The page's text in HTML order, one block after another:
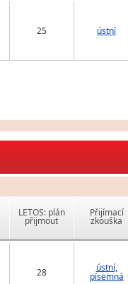
25 ústní
LETOS: plán
přijmout
Přijímací
zkouška
28 ústní,
písemná